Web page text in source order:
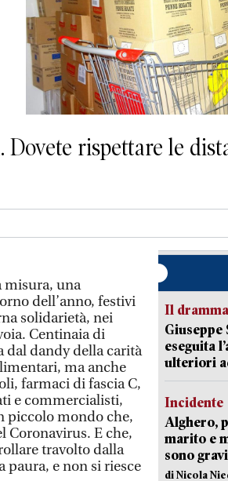
rispettare le
misura, una
dell’anno, festivi
solidarietà, nei
Centinaia di
dal dandy della carità
ma anche
farmaci di fascia C,
e commercialisti,
piccolo mondo che,
Coronavirus. E che,
travolto dalla
paura, e non si riesce
Il dramma
Giuseppe
eseguita
ulteriori
Incidente
Alghero,
marito e
sono gravi
di Nicola